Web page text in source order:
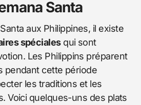
Santa
aux Philippines, il existe
spécialesqui sont
Les Philippins préparent
pendant cette période
les traditions et les
Voici quelques-uns des plats